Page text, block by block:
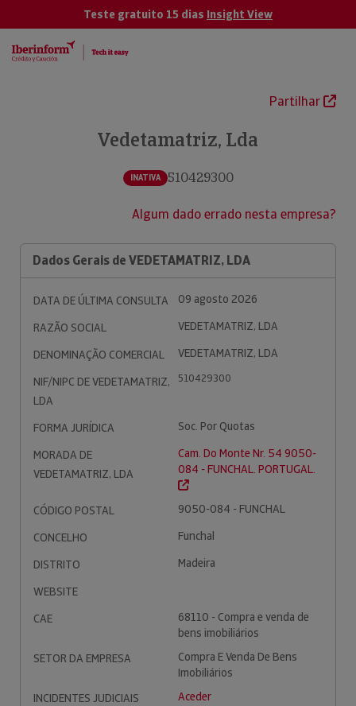
Teste gratuito 15 dias Insight View
Partilhar
Vedetamatriz, Lda
INATIVA 510429300
Algum dado errado nesta empresa?
Dados Gerais de VEDETAMATRIZ, LDA
DATA DE ÚLTIMA CONSULTA
09 agosto 2026
RAZÃO SOCIAL
VEDETAMATRIZ, LDA
DENOMINAÇÃO COMERCIAL
VEDETAMATRIZ, LDA
NIF/NIPC DE VEDETAMATRIZ,
LDA
510429300
FORMA JURÍDICA
Soc. Por Quotas
MORADA DE
VEDETAMATRIZ, LDA
Cam. Do Monte Nr. 54 9050-
084 - FUNCHAL. PORTUGAL.
CÓDIGO POSTAL
9050-084 - FUNCHAL
CONCELHO
Funchal
DISTRITO
Madeira
WEBSITE
CAE
68110 - Compra e venda de
bens imobiliários
SETOR DA EMPRESA
Compra E Venda De Bens
Imobiliários
INCIDENTES JUDICIAIS
Aceder